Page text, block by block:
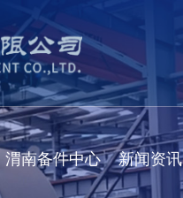
渭南备件中心 新闻资讯